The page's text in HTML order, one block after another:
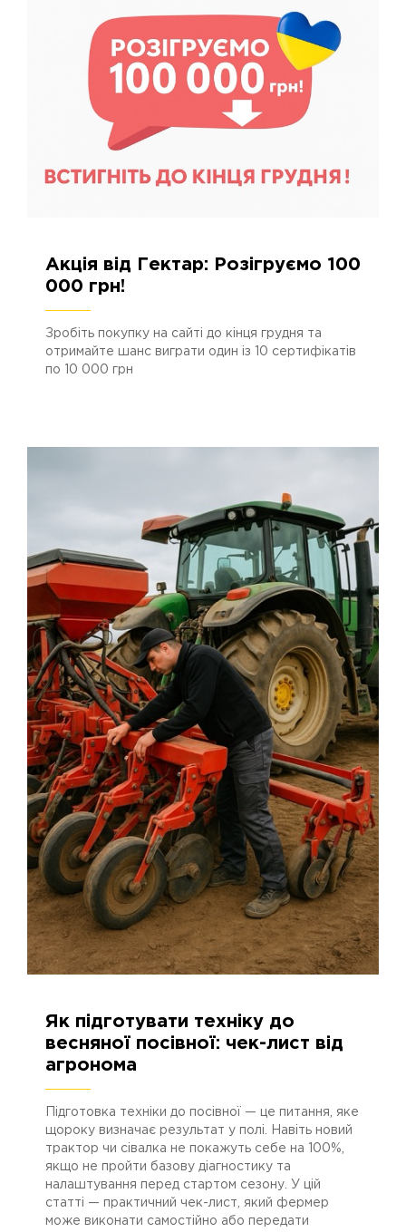
1152 26.11.2025
Акція від Гектар: Розігруємо 100
000 грн!
Зробіть покупку на сайті до кінця грудня та
отримайте шанс виграти один із 10 сертифікатів
по 10 000 грн
Як підготувати техніку до
весняної посівної: чек-лист від
агронома
Підготовка техніки до посівної — це питання, яке
щороку визначає результат у полі. Навіть новий
трактор чи сівалка не покажуть себе на 100%,
якщо не пройти базову діагностику та
налаштування перед стартом сезону. У цій
статті — практичний чек-лист, який фермер
може виконати самостійно або передати